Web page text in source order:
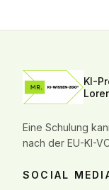
KI-
Eine Schulung
nach der EU-KI-
SOCIAL